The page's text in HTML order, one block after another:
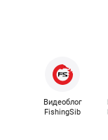
Видеоблог
FishingSib